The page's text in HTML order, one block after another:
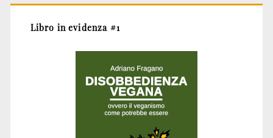
Libro in evidenza #1